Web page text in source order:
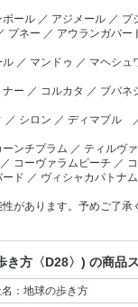
ール ／ アジメール ／
プネー ／ アウランガバ
／ マンドゥ ／ マヘシ
ー ／ コルカタ ／ ブバ
／ シロン ／ ディマプル
ンチプラム ／ ティルヴ
コーヴァラムビーチ ／
ド ／ ヴィシャカパトナ
があります。予めご了承
方〈D28〉) の商品
：地球の歩き方